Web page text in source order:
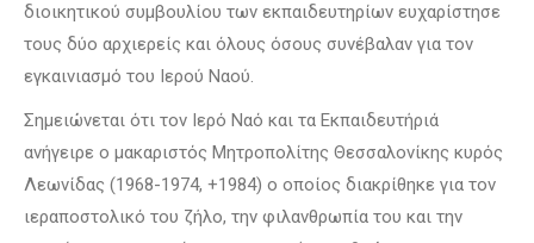
διοικητικού συμβουλίου των εκπαιδευτηρίων ευχαρίστησε
τους δύο αρχιερείς και όλους όσους συνέβαλαν για τον
εγκαινιασμό του Ιερού Ναού.
Σημειώνεται ότι τον Ιερό Ναό και τα Εκπαιδευτήριά
ανήγειρε ο μακαριστός Μητροπολίτης Θεσσαλονίκης κυρός
Λεωνίδας (1968-1974, +1984) ο οποίος διακρίθηκε για τον
ιεραποστολικό του ζήλο, την φιλανθρωπία του και την